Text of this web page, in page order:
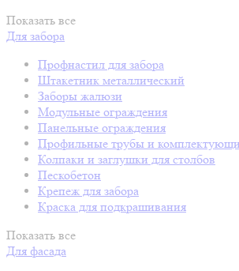
Показать все
Для забора
Профнастил для забора
Штакетник металлический
Заборы жалюзи
Модульные ограждения
Панельные ограждения
Профильные трубы и
Колпаки и заглушки для столбов
Пескобетон
Крепеж для забора
Краска для подкрашивания
Показать все
Для фасада